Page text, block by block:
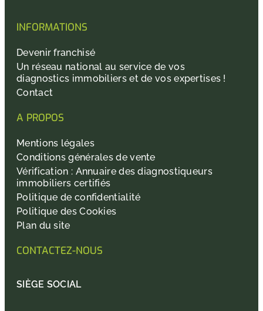
INFORMATIONS
Devenir franchisé
Un réseau national au service de vos
diagnostics immobiliers et de vos expertises !
Contact
A PROPOS
Mentions légales
Conditions générales de vente
Vérification : Annuaire des diagnostiqueurs
immobiliers certifiés
Politique de confidentialité
Politique des Cookies
Plan du site
CONTACTEZ-NOUS
SIÈGE SOCIAL